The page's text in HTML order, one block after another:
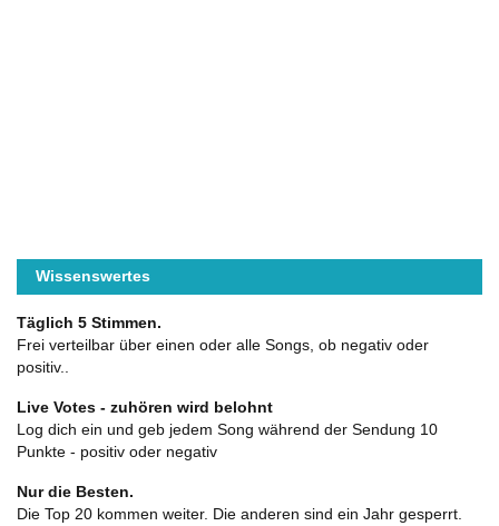
Wissenswertes
Täglich 5 Stimmen.
Frei verteilbar über einen oder alle Songs, ob negativ oder
positiv..
Live Votes - zuhören wird belohnt
Log dich ein und geb jedem Song während der Sendung 10
Punkte - positiv oder negativ
Nur die Besten.
Die Top 20 kommen weiter. Die anderen sind ein Jahr gesperrt.